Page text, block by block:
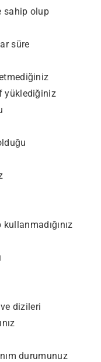
sahip olup
süre
yüklediğiniz
dizileri
durumunuz